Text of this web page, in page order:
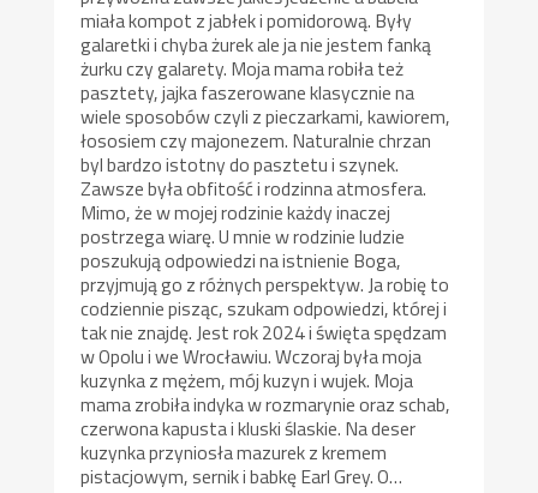
miała kompot z jabłek i pomidorową. Były
galaretki i chyba żurek ale ja nie jestem fanką
żurku czy galarety. Moja mama robiła też
pasztety, jajka faszerowane klasycznie na
wiele sposobów czyli z pieczarkami, kawiorem,
łososiem czy majonezem. Naturalnie chrzan
byl bardzo istotny do pasztetu i szynek.
Zawsze była obfitość i rodzinna atmosfera.
Mimo, że w mojej rodzinie każdy inaczej
postrzega wiarę. U mnie w rodzinie ludzie
poszukują odpowiedzi na istnienie Boga,
przyjmują go z różnych perspektyw. Ja robię to
codziennie pisząc, szukam odpowiedzi, której i
tak nie znajdę. Jest rok 2024 i święta spędzam
w Opolu i we Wrocławiu. Wczoraj była moja
kuzynka z mężem, mój kuzyn i wujek. Moja
mama zrobiła indyka w rozmarynie oraz schab,
czerwona kapusta i kluski ślaskie. Na deser
kuzynka przyniosła mazurek z kremem
pistacjowym, sernik i babkę Earl Grey. O…